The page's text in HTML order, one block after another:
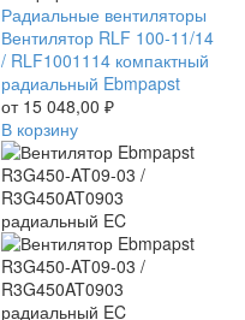
Вентилятор
RLF
100-
11/14
/
RLF1001114
компактный
радиальный
Ebmpapst
Радиальные вентиляторы
Вентилятор RLF 100-11/14
/ RLF1001114 компактный
радиальный Ebmpapst
от 15 048,00 ₽
В корзину